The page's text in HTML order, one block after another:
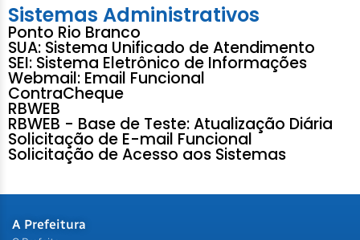
Sistemas Administrativos
Ponto Rio Branco
SUA: Sistema Unificado de Atendimento
SEI: Sistema Eletrônico de Informações
Webmail: Email Funcional
ContraCheque
RBWEB
RBWEB - Base de Teste: Atualização Diária
Solicitação de E-mail Funcional
Solicitação de Acesso aos Sistemas
A Prefeitura